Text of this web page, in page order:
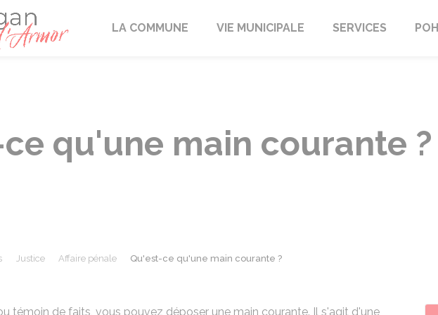
TréoganLA COMMUNE VIE MUNICIPALE SERVICES
qu'une main courante ?
Justice Affaire pénale Qu'est-ce qu'une main courante ?
témoin de faits, vous pouvez déposer une main courante. Il s'agit d'une